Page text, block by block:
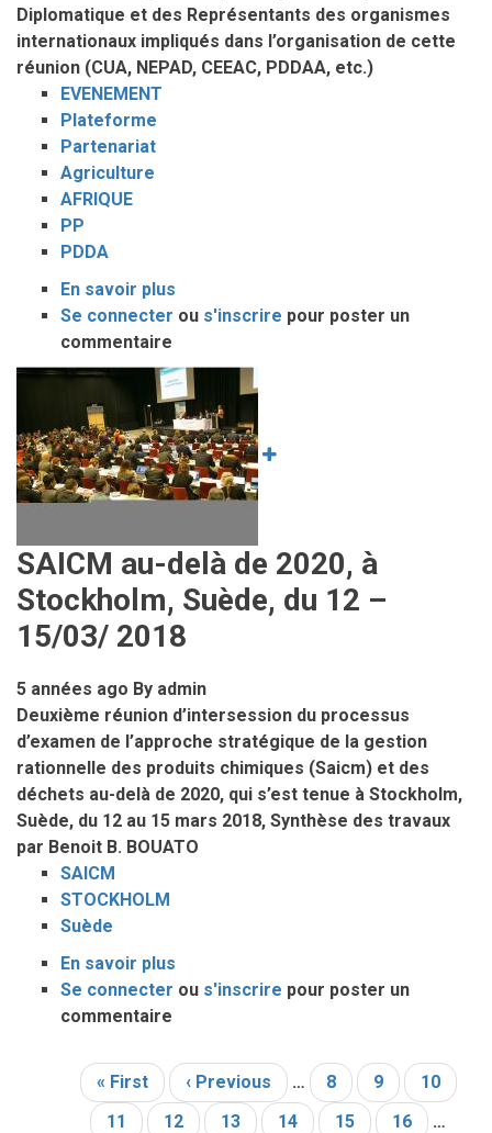
Diplomatique et des Représentants des organismes
internationaux impliqués dans l’organisation de cette
réunion (CUA, NEPAD, CEEAC, PDDAA, etc.)
EVENEMENT
Plateforme
Partenariat
Agriculture
AFRIQUE
PP
PDDA
En savoir plus
14ème
de
Partenariat
du
Programme
Détaillé
pour
Développement
de
l’Agriculture
en
(PP/PDDAA)
:
RAPPORT
DE
MISSION
Se connecter ou s'inscrire pour poster un
commentaire
Image
SAICM au-delà de 2020, à
Stockholm, Suède, du 12 –
15/03/ 2018
5 années ago By admin
Deuxième réunion d’intersession du processus
d’examen de l’approche stratégique de la gestion
rationnelle des produits chimiques (Saicm) et des
déchets au-delà de 2020, qui s’est tenue à Stockholm,
Suède, du 12 au 15 mars 2018, Synthèse des travaux
par Benoit B. BOUATO
SAICM
STOCKHOLM
Suède
En savoir plus
SAICM
de
2020,
à
Se connecter ou s'inscrire pour poster un
commentaire
Pagination
Première
page
« First
Page
précédente
‹ Previous … Page
8 Page
9 Page
10
Page
11
Page
12 Page
13 Page
14 Page
15 Page
16
…